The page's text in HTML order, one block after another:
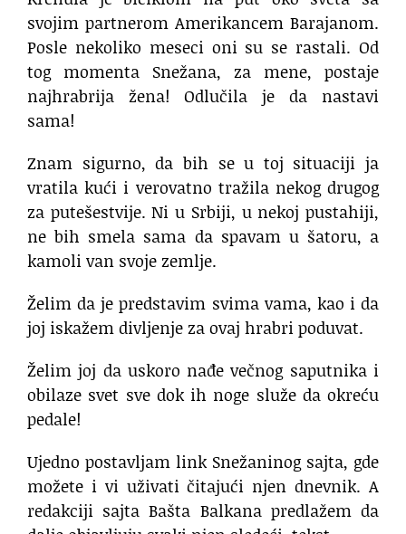
svojim partnerom Amerikancem Barajanom.
Posle nekoliko meseci oni su se rastali. Od
tog momenta Snežana, za mene, postaje
najhrabrija žena! Odlučila je da nastavi
sama!
Znam sigurno, da bih se u toj situaciji ja
vratila kući i verovatno tražila nekog drugog
za putešestvije. Ni u Srbiji, u nekoj pustahiji,
ne bih smela sama da spavam u šatoru, a
kamoli van svoje zemlje.
Želim da je predstavim svima vama, kao i da
joj iskažem divljenje za ovaj hrabri poduvat.
Želim joj da uskoro nađe večnog saputnika i
obilaze svet sve dok ih noge služe da okreću
pedale!
Ujedno postavljam link Snežaninog sajta, gde
možete i vi uživati čitajući njen dnevnik. A
redakciji sajta Bašta Balkana predlažem da